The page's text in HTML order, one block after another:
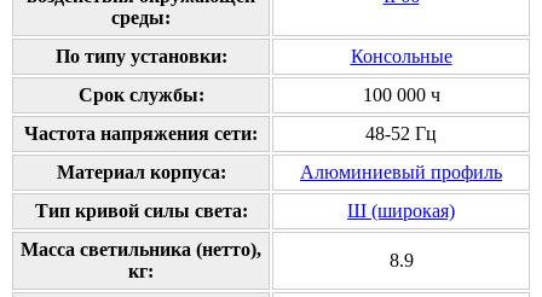
среды:
По типу установки:
Консольные
Срок службы:
100 000 ч
Частота напряжения сети:
48-52 Гц
Материал корпуса:
Алюминиевый профиль
Тип кривой силы света:
Ш (широкая)
Масса светильника (нетто),
кг:
8.9